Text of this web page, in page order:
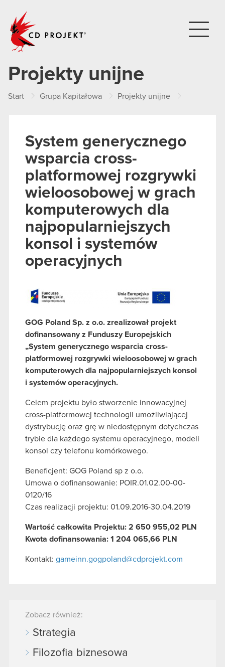
Projekty unijne
Start Grupa Kapitałowa Projekty unijne
System generycznego
wsparcia cross-
platformowej rozgrywki
wieloosobowej w grach
komputerowych dla
najpopularniejszych
konsol i systemów
operacyjnych
GOG Poland Sp. z o.o. zrealizował projekt
dofinansowany z Funduszy Europejskich
„System generycznego wsparcia cross-
platformowej rozgrywki wieloosobowej w grach
komputerowych dla najpopularniejszych konsol
i systemów operacyjnych.
Celem projektu było stworzenie innowacyjnej
cross-platformowej technologii umożliwiającej
dystrybucję oraz grę w niedostępnym dotychczas
trybie dla każdego systemu operacyjnego, modeli
konsol czy telefonu komórkowego.
Beneficjent: GOG Poland sp z o.o.
Umowa o dofinansowanie: POIR.01.02.00-00-
0120/16
Czas realizacji projektu: 01.09.2016-30.04.2019
Wartość całkowita Projektu: 2 650 955,02 PLN
Kwota dofinansowania: 1 204 065,66 PLN
Kontakt: gameinn.gogpoland@cdprojekt.com
Zobacz również:
Strategia
Filozofia biznesowa